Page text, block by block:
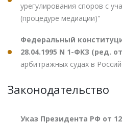
урегулирования споров с
(процедуре медиации)"
Федеральный
28.04.1995 N 1-ФКЗ (ред.
арбитражных судах в
Законодательство
Указ Президента РФ от